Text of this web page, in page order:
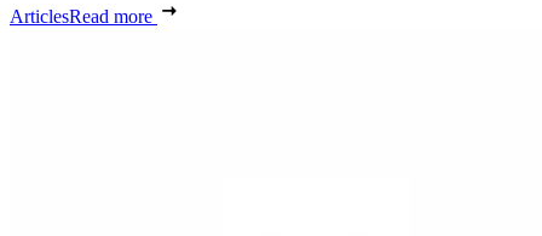
ArticlesRead more